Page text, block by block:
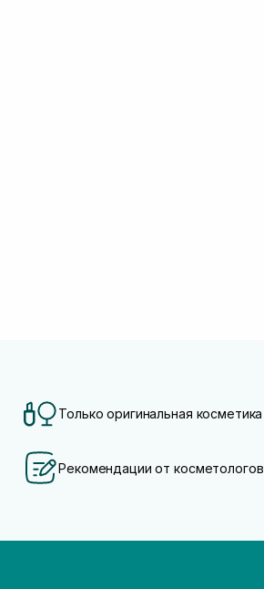
Только оригинальная косметика
Рекомендации от косметологов